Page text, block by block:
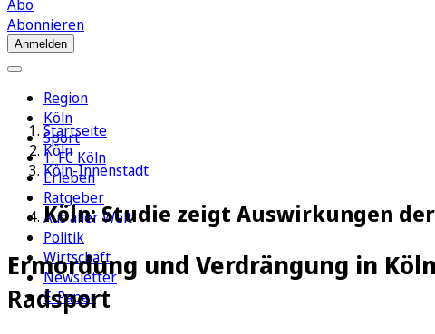
Abo
Abonnieren
Anmelden
Region
Köln
Sport
1. FC Köln
Erleben
Ratgeber
Aus aller Welt
Politik
Wirtschaft
Newsletter
E-Paper
Startseite
Köln
Köln-Innenstadt
Köln: Studie zeigt Auswirkungen
Ermordung und Verdrängung in Köln
Radsport